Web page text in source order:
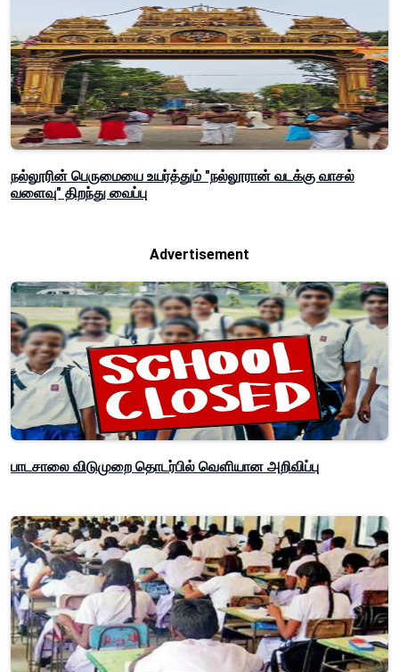
நல்லூரின் பெருமையை உயர்த்தும் "நல்லூரான் வடக்கு வாசல்
வளைவு" திறந்து வைப்பு
Advertisement
பாடசாலை விடுமுறை தொடர்பில் வௌியான அறிவிப்பு